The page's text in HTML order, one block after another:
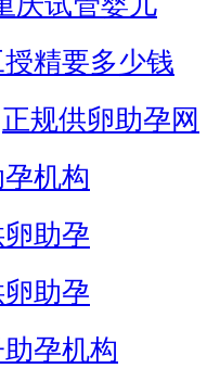
精要多少钱
正规供卵助孕网
机构
助孕
助孕
孕机构